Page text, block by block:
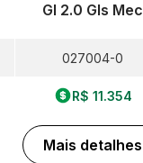
Gl 2.0 Gls Mec
027004-0
R$ 11.354
Mais detalhes